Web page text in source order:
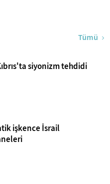
Tümü
siyonizm tehdidi
işkence İsrail